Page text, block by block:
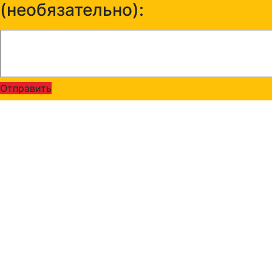
(необязательно):
Отправить